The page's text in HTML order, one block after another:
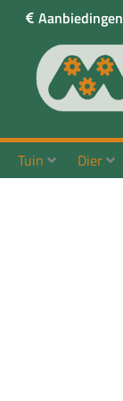
inhoud
Aanbiedingen
Tuin Dier